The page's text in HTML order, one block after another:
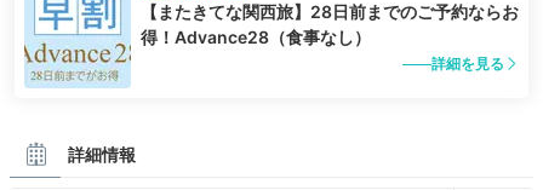
【またきてな関西旅】28日前までのご予約ならお
得！Advance28（食事なし）
詳細を見る
詳細情報